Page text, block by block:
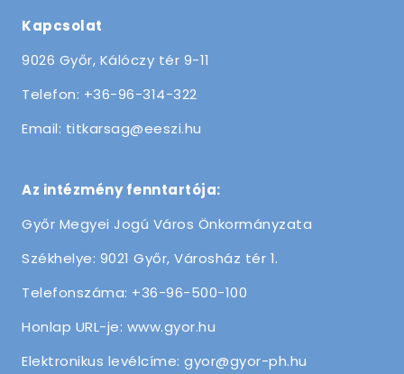
Kapcsolat
9026 Győr, Kálóczy tér 9-11
Telefon: +36-96-314-322
Email: titkarsag@eeszi.hu
Az intézmény fenntartója:
Győr Megyei Jogú Város Önkormányzata
Székhelye: 9021 Győr, Városház tér 1.
Telefonszáma: +36-96-500-100
Honlap URL-je: www.gyor.hu
Elektronikus levélcíme: gyor@gyor-ph.hu